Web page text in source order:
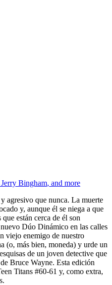
Bingham, and more
agresivo que nunca. La muerte
y, aunque él se niega a que
están cerca de él son
Dúo Dinámico en las calles
viejo enemigo de nuestro
(o, más bien, moneda) y urde un
de un joven detective que
Bruce Wayne. Esta edición
Titans #60-61 y, como extra,